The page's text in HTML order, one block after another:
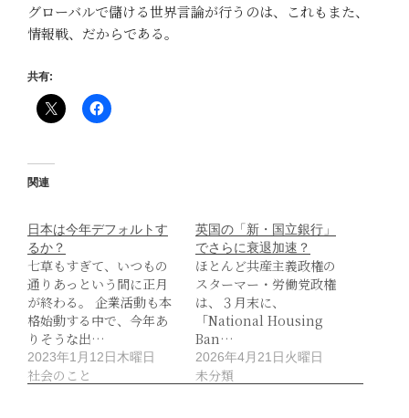
グローバルで儲ける世界言論が行うのは、これもまた、
情報戦、だからである。
共有:
関連
日本は今年デフォルトす
るか？
七草もすぎて、いつもの
通りあっという間に正月
が終わる。 企業活動も本
格始動する中で、今年あ
りそうな出…
2023年1月12日木曜日
社会のこと
英国の「新・国立銀行」
でさらに衰退加速？
ほとんど共産主義政権の
スターマー・労働党政権
は、３月末に、
「National Housing
Ban…
2026年4月21日火曜日
未分類